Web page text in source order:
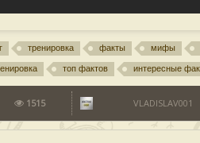
тренировка факты мифы
топ фактов интересные
1515 VLADISLAV001